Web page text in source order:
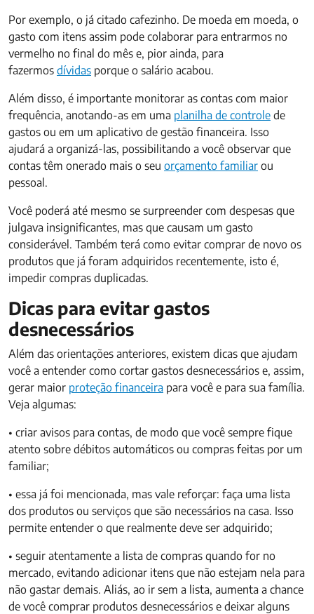
Por exemplo, o já citado cafezinho. De moeda em moeda, o
gasto com itens assim pode colaborar para entrarmos no
vermelho no final do mês e, pior ainda, para
fazermos dívidas porque o salário acabou.
Além disso, é importante monitorar as contas com maior
frequência, anotando-as em uma planilha de controle de
gastos ou em um aplicativo de gestão financeira. Isso
ajudará a organizá-las, possibilitando a você observar que
contas têm onerado mais o seu orçamento familiar ou
pessoal.
Você poderá até mesmo se surpreender com despesas que
julgava insignificantes, mas que causam um gasto
considerável. Também terá como evitar comprar de novo os
produtos que já foram adquiridos recentemente, isto é,
impedir compras duplicadas.
Dicas para evitar gastos
desnecessários
Além das orientações anteriores, existem dicas que ajudam
você a entender como cortar gastos desnecessários e, assim,
gerar maior proteção financeira para você e para sua família.
Veja algumas:
• criar avisos para contas, de modo que você sempre fique
atento sobre débitos automáticos ou compras feitas por um
familiar;
• essa já foi mencionada, mas vale reforçar: faça uma lista
dos produtos ou serviços que são necessários na casa. Isso
permite entender o que realmente deve ser adquirido;
• seguir atentamente a lista de compras quando for no
mercado, evitando adicionar itens que não estejam nela para
não gastar demais. Aliás, ao ir sem a lista, aumenta a chance
de você comprar produtos desnecessários e deixar alguns